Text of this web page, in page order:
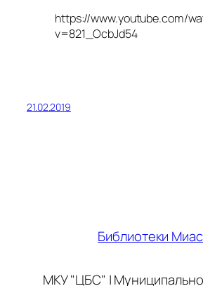
https://www.youtube.com/
v=821_OcbJd54
21.02.2019
Библиотеки
МКУ "ЦБС" |